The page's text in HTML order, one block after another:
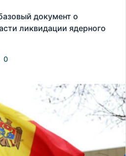
документ о
ликвидации ядерного
0